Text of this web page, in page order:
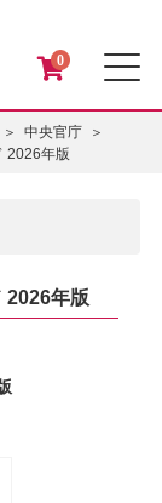
0
中央官庁
2026年版
2026年版